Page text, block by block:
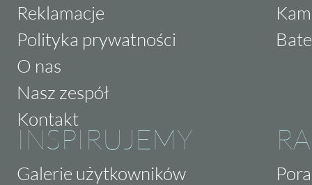
Reklamacje
Polityka prywatności
O nas
Nasz zespół
Kontakt
INSPIRUJEMY
Galerie użytkowników